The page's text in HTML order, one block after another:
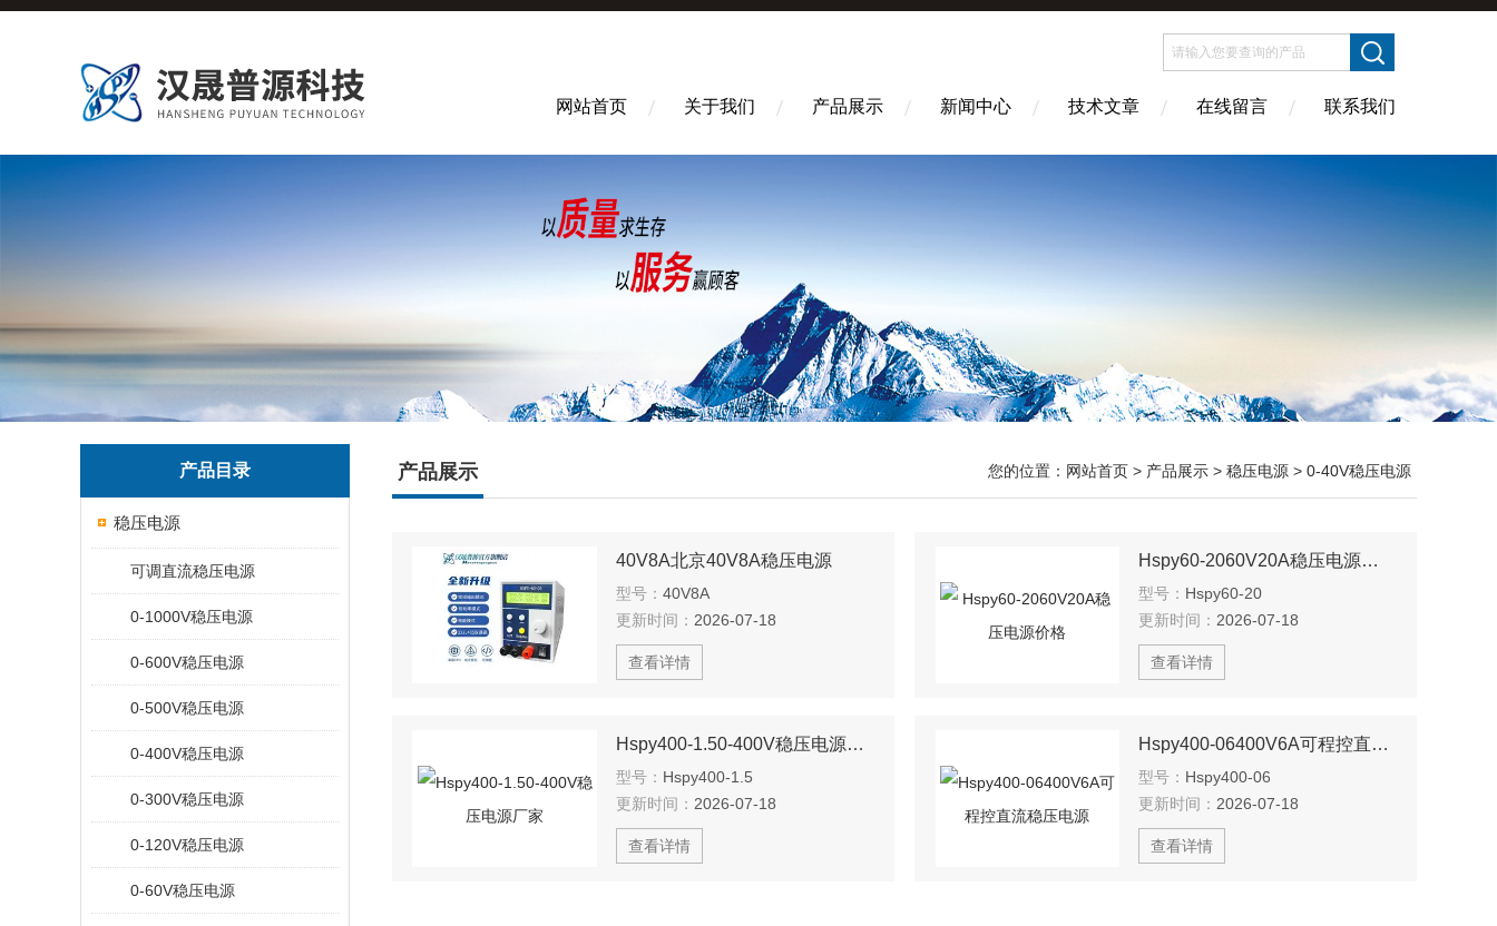
网站首页 关于我们 产品展示 新闻中心 技术文章 在线留言 联系我们
产品目录
稳压电源
可调直流稳压电源
0-1000V稳压电源
0-600V稳压电源
0-500V稳压电源
0-400V稳压电源
0-300V稳压电源
0-120V稳压电源
0-60V稳压电源
产品展示 您的位置： 网站首页 > 产品展示 > 稳压电源 > 0-40V稳压电源
40V8A北京40V8A稳压电源
型号： 40V8A
更新时间： 2026-07-18
查看详情
Hspy60-2060V20A稳压电源价格
型号： Hspy60-20
更新时间： 2026-07-18
查看详情
Hspy400-1.50-400V稳压电源厂家
型号： Hspy400-1.5
更新时间： 2026-07-18
查看详情
Hspy400-06400V6A可程控直流稳压电源
型号： Hspy400-06
更新时间： 2026-07-18
查看详情